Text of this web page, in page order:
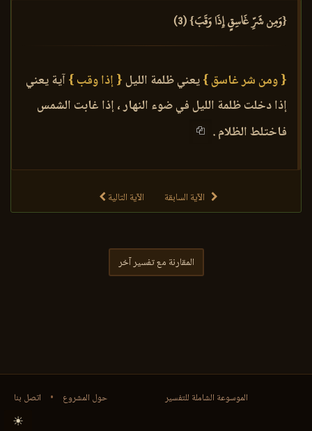
{وَمِن شَرِّ غَاسِقٍ إِذَا وَقَبَ} (3)
{ ومن شر غاسق }يعني ظلمة الليل { إذا وقب }آية يعني
إذا دخلت ظلمة الليل في ضوء النهار ، إذا غابت الشمس
فاختلط الظلام .
الآية السابقة الآية التالية
المقارنة مع تفسير آخر
حول المشروع • اتصل بنا الموسوعة الشاملة للتفسير
☀